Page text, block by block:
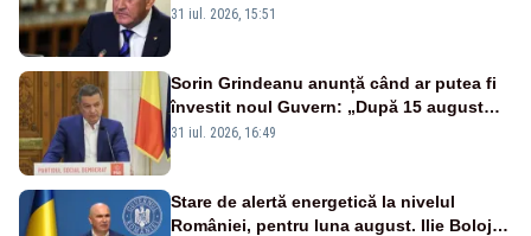
România. Autoritățile trebuie să continue
31 iul. 2026, 15:51
Sorin Grindeanu anunță când ar putea fi
învestit noul Guvern: „După 15 august
sunt șanse mai mari”
31 iul. 2026, 16:49
Stare de alertă energetică la nivelul
României, pentru luna august. Ilie Bolojan